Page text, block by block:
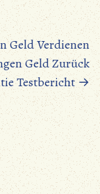
Geld Verdienen
Geld Zurück
Testbericht →